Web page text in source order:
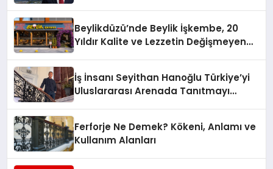
Hayata Geçirecek
Beylikdüzü’nde Beylik İşkembe, 20
Yıldır Kalite ve Lezzetin Değişmeyen
İş İnsanı Seyithan Hanoğlu Türkiye’yi
Uluslararası Arenada Tanıtmayı
Ferforje Ne Demek? Kökeni, Anlamı ve
Kullanım Alanları